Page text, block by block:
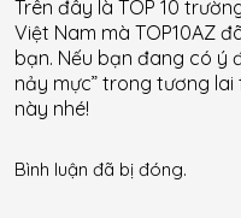
Trên đây là TOP 10
Việt Nam mà TOP10AZ
bạn. Nếu bạn đang có ý
nảy mực” trong tương
này nhé!
Bình luận đã bị đóng.